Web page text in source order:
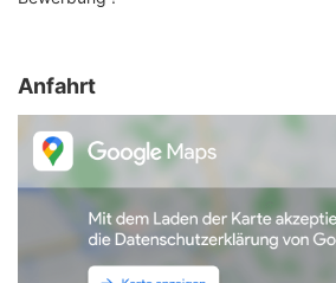
Anfahrt